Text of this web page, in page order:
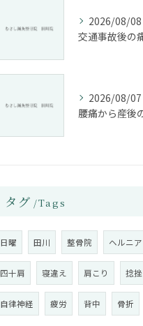
2026/08/08
2026/08/07
タグ Tags
日曜 田川 整骨院 ヘルニア
四十肩 寝違え 肩こり 捻挫
自律神経 疲労 背中 骨折